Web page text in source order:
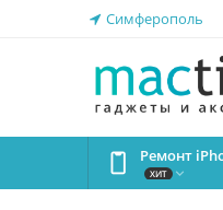
Симферополь
Ремонт
ХИТ 